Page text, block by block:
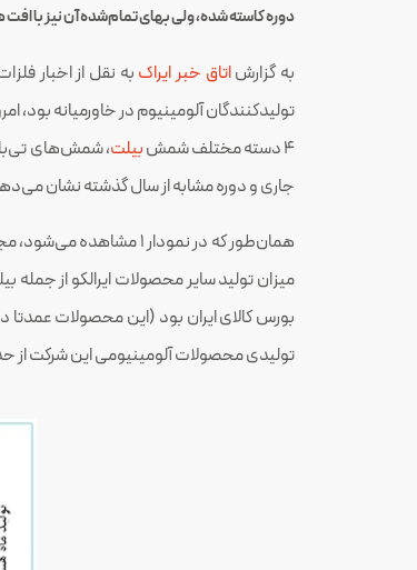
دوره کاسته شده، ولی بهای تمام‌شده آن نیز با
به گزارشاتاق خبر ایراک به نقل از اخبار
تولیدکنندگان آلومینیوم در خاورمیانه
۴ دسته مختلف شمش
بیلت
جاری و دوره مشابه از سال گذشته نشان
همان‌طور که در نمودار ۱ مشاهده می‌شود، مجموع میزان تولید شمش خالص
بورس کالای ایران بود (این محصولات عمدتا
تولیدی محصولات آلومینیومی این شرکت از حدود ۱۲۵ هزار تن در دوره ۸ ماه ابتدایی سال گذشته، با ۶٫۷ درصد کاهش، به حدود ۱۱۷